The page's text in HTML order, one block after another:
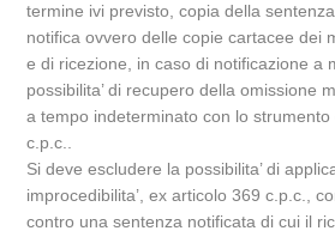
termine ivi previsto, copia della
notifica ovvero delle copie cartacee dei
e di ricezione, in caso di notificazione a
possibilita’ di recupero della omissione
a tempo indeterminato con lo strumento
c.p.c..
Si deve escludere la possibilita’ di
improcedibilita’, ex articolo 369 c.p.c.,
contro una sentenza notificata di cui il